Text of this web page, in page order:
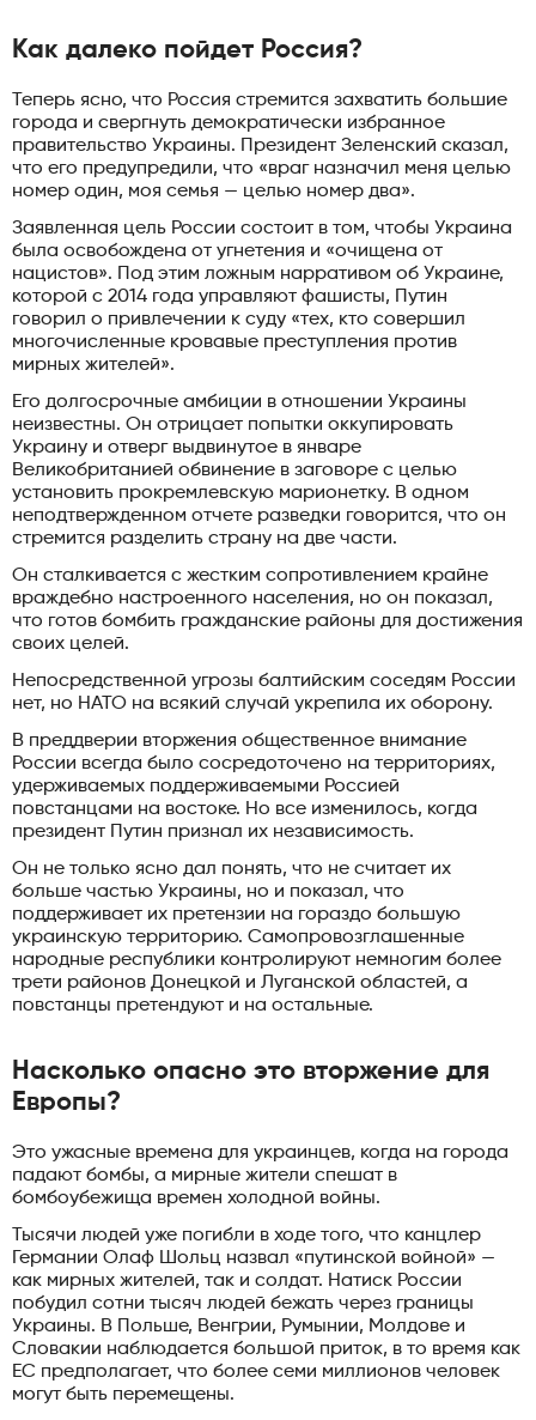
Как далеко пойдет Россия?
Теперь ясно, что Россия стремится захватить большие
города и свергнуть демократически избранное
правительство Украины. Президент Зеленский сказал,
что его предупредили, что «враг назначил меня целью
номер один, моя семья — целью номер два».
Заявленная цель России состоит в том, чтобы Украина
была освобождена от угнетения и «очищена от
нацистов». Под этим ложным нарративом об Украине,
которой с 2014 года управляют фашисты, Путин
говорил о привлечении к суду «тех, кто совершил
многочисленные кровавые преступления против
мирных жителей».
Его долгосрочные амбиции в отношении Украины
неизвестны. Он отрицает попытки оккупировать
Украину и отверг выдвинутое в январе
Великобританией обвинение в заговоре с целью
установить прокремлевскую марионетку. В одном
неподтвержденном отчете разведки говорится, что он
стремится разделить страну на две части.
Он сталкивается с жестким сопротивлением крайне
враждебно настроенного населения, но он показал,
что готов бомбить гражданские районы для достижения
своих целей.
Непосредственной угрозы балтийским соседям России
нет, но НАТО на всякий случай укрепила их оборону.
В преддверии вторжения общественное внимание
России всегда было сосредоточено на территориях,
удерживаемых поддерживаемыми Россией
повстанцами на востоке. Но все изменилось, когда
президент Путин признал их независимость.
Он не только ясно дал понять, что не считает их
больше частью Украины, но и показал, что
поддерживает их претензии на гораздо большую
украинскую территорию. Самопровозглашенные
народные республики контролируют немногим более
трети районов Донецкой и Луганской областей, а
повстанцы претендуют и на остальные.
Насколько опасно это вторжение для
Европы?
Это ужасные времена для украинцев, когда на города
падают бомбы, а мирные жители спешат в
бомбоубежища времен холодной войны.
Тысячи людей уже погибли в ходе того, что канцлер
Германии Олаф Шольц назвал «путинской войной» —
как мирных жителей, так и солдат. Натиск России
побудил сотни тысяч людей бежать через границы
Украины. В Польше, Венгрии, Румынии, Молдове и
Словакии наблюдается большой приток, в то время как
ЕС предполагает, что более семи миллионов человек
могут быть перемещены.